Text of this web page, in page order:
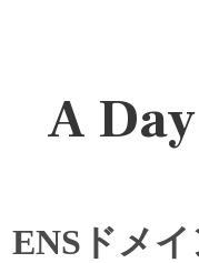
A
ENSドメイ